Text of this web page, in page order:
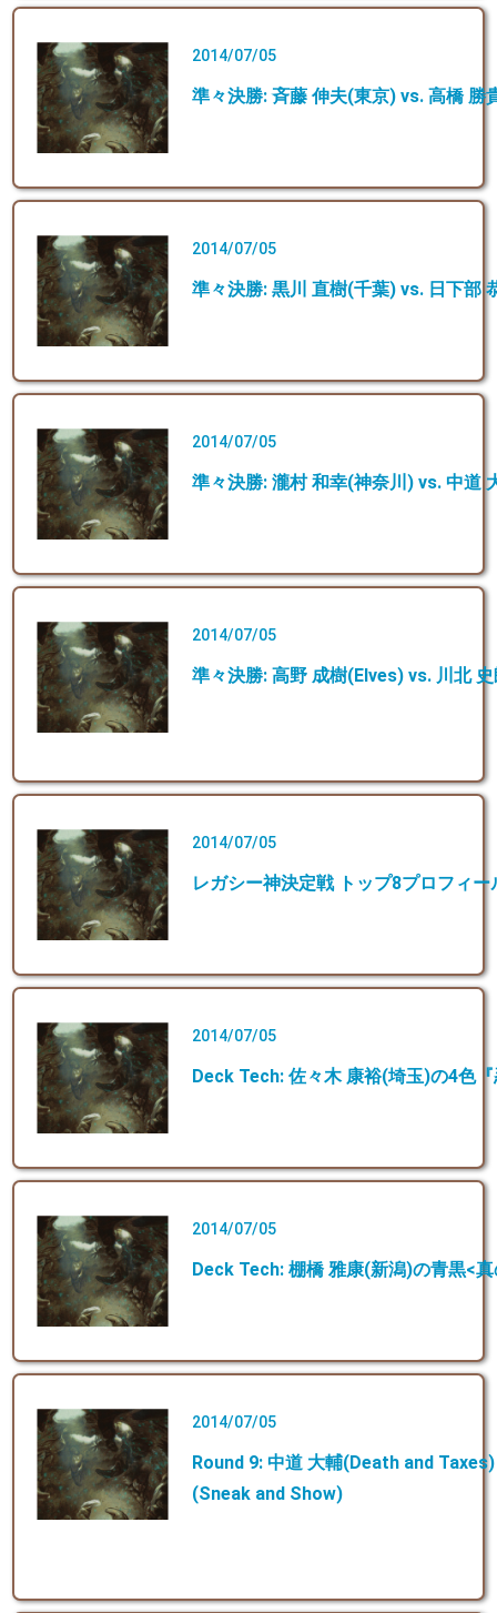
2014/07/05
準々決勝: 斉藤 伸夫(東京) vs. 高橋 勝
2014/07/05
準々決勝: 黒川 直樹(千葉) vs. 日下部
2014/07/05
準々決勝: 瀧村 和幸(神奈川) vs. 中道
2014/07/05
準々決勝: 高野 成樹(Elves) vs. 川北
2014/07/05
レガシー神決定戦 トップ8プロフィー
2014/07/05
Deck Tech: 佐々木 康裕(埼玉)の4色
2014/07/05
Deck Tech: 棚橋 雅康(新潟)の青黒<
2014/07/05
Round 9: 中道 大輔(Death and
(Sneak and Show)